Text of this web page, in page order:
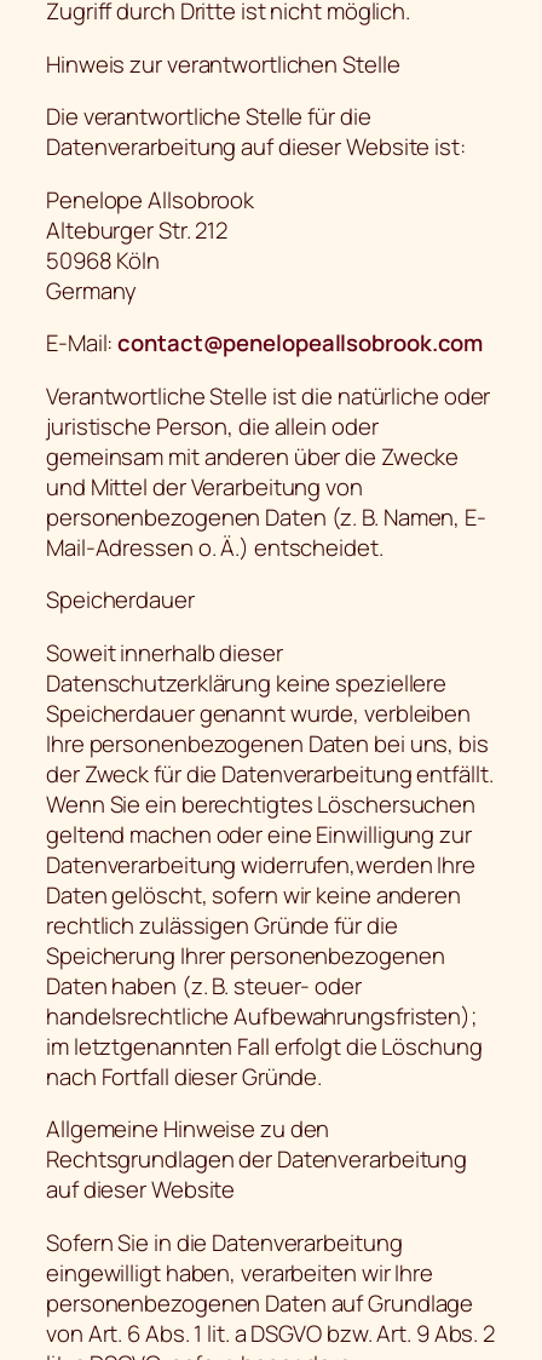
Zugriff durch Dritte ist nicht möglich.
Hinweis zur verantwortlichen Stelle
Die verantwortliche Stelle für die
Datenverarbeitung auf dieser Website ist:
Penelope Allsobrook
Alteburger Str. 212
50968 Köln
Germany
E-Mail:contact@penelopeallsobrook.com
Verantwortliche Stelle ist die natürliche oder
juristische Person, die allein oder
gemeinsam mit anderen über die Zwecke
und Mittel der Verarbeitung von
personenbezogenen Daten (z. B. Namen, E-
Mail-Adressen o. Ä.) entscheidet.
Speicherdauer
Soweit innerhalb dieser
Datenschutzerklärung keine speziellere
Speicherdauer genannt wurde, verbleiben
Ihre personenbezogenen Daten bei uns, bis
der Zweck für die Datenverarbeitung entfällt.
Wenn Sie ein berechtigtes Löschersuchen
geltend machen oder eine Einwilligung zur
Datenverarbeitung widerrufen,werden Ihre
Daten gelöscht, sofern wir keine anderen
rechtlich zulässigen Gründe für die
Speicherung Ihrer personenbezogenen
Daten haben (z. B. steuer- oder
handelsrechtliche Aufbewahrungsfristen);
im letztgenannten Fall erfolgt die Löschung
nach Fortfall dieser Gründe.
Allgemeine Hinweise zu den
Rechtsgrundlagen der Datenverarbeitung
auf dieser Website
Sofern Sie in die Datenverarbeitung
eingewilligt haben, verarbeiten wir Ihre
personenbezogenen Daten auf Grundlage
von Art. 6 Abs. 1 lit. a DSGVO bzw. Art. 9 Abs. 2